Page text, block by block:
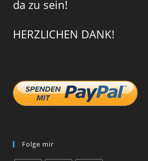
da zu sein!
HERZLICHEN DANK!
Folge mir